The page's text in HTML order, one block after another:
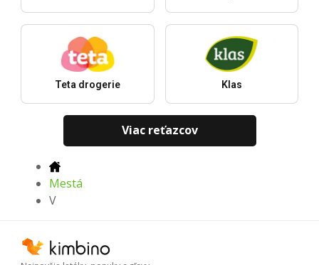
Teta drogerie Klas
Viac reťazcov
Mestá
V